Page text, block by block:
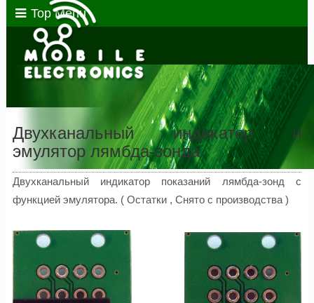
Top Menu
Двухканальный индикатор и
эмулятор лямбда-зонда
Двухканальный индикатор показаний лямбда-зонд c
функцией эмулятора. ( Остатки , Снято с производства )